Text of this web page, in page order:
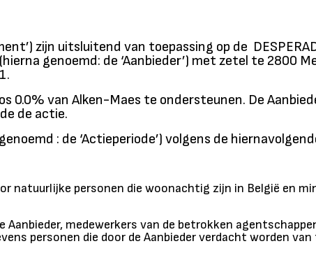
zijn uitsluitend van toepassing op de
genoemd: de ‘Aanbieder’) met zetel te 2800
0.0% van Alken-Maes te ondersteunen. De
de actie.
: de ‘Actieperiode’) volgens de
natuurlijke personen die woonachtig zijn in België en
medewerkers van de betrokken
personen die door de Aanbieder verdacht worden van